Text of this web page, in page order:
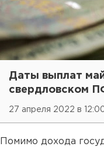
Даты выплат
свердловском
27 апреля 2022 в
Помимо дохода